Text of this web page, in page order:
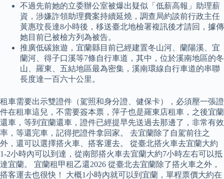
不過先前她的立委辦公室被爆出疑似「低薪高報」助理薪
資，涉嫌詐領助理費案持續延燒，調查局約談前行政主任
黃惠玟長達8小時後，移送臺北地檢署複訊後才請回，據傳
她目前已被檢方列為被告。
推廣低碳旅遊，宜蘭縣目前已經建置冬山河、蘭陽溪、宜
蘭河、得子口溪等7條自行車道，其中，位於溪南地區的冬
山、羅東、五結地區最為密集，溪南環線自行車道的串聯
長度達一百六十公里。
租車需要出示雙證件（駕照和身分證、健保卡），必須壓一張證
件在租車這兒，不需要簽本票，萍子也是羅東店租車，之後宜蘭
還車，等到宜蘭還車，證件已經提早先送過去那邊了，非常有效
率，等還完車，記得把證件拿回家。 去宜蘭除了自駕前往之
外，還可以選擇搭火車、搭客運去。 從臺北搭火車去宜蘭大約
1-2小時內可以到達，從南部搭火車去宜蘭大約7小時左右可以抵
達宜蘭。 宜蘭租甲租乙還2026 從臺北去宜蘭除了搭火車之外，
搭客運去也很快！ 大概1小時內就可以到宜蘭，單程票價大約在